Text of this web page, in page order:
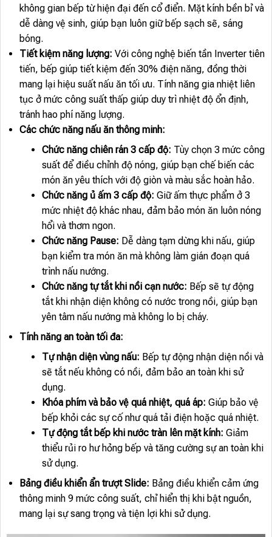
không gian bếp từ hiện đại đến cổ điển. Mặt kính bền bỉ và
dễ dàng vệ sinh, giúp bạn luôn giữ bếp sạch sẽ, sáng
bóng.
Tiết kiệm năng lượng: Với công nghệ biến tần Inverter tiên
tiến, bếp giúp tiết kiệm đến 30% điện năng, đồng thời
mang lại hiệu suất nấu ăn tối ưu. Tính năng gia nhiệt liên
tục ở mức công suất thấp giúp duy trì nhiệt độ ổn định,
tránh hao phí năng lượng.
Các chức năng nấu ăn thông minh:
Chức năng chiên rán 3 cấp độ: Tùy chọn 3 mức công
suất để điều chỉnh độ nóng, giúp bạn chế biến các
món ăn yêu thích với độ giòn và màu sắc hoàn hảo.
Chức năng ủ ấm 3 cấp độ: Giữ ấm thực phẩm ở 3
mức nhiệt độ khác nhau, đảm bảo món ăn luôn nóng
hổi và thơm ngon.
Chức năng Pause: Dễ dàng tạm dừng khi nấu, giúp
bạn kiểm tra món ăn mà không làm gián đoạn quá
trình nấu nướng.
Chức năng tự tắt khi nồi cạn nước: Bếp sẽ tự động
tắt khi nhận diện không có nước trong nồi, giúp bạn
yên tâm nấu nướng mà không lo bị cháy.
Tính năng an toàn tối đa:
Tự nhận diện vùng nấu: Bếp tự động nhận diện nồi và
sẽ tắt nếu không có nồi, đảm bảo an toàn khi sử
dụng.
Khóa phím và bảo vệ quá nhiệt, quá áp: Giúp bảo vệ
bếp khỏi các sự cố như quá tải điện hoặc quá nhiệt.
Tự động tắt bếp khi nước tràn lên mặt kính: Giảm
thiểu rủi ro hư hỏng bếp và tăng cường sự an toàn khi
sử dụng.
Bảng điều khiển ẩn trượt Slide: Bảng điều khiển cảm ứng
thông minh 9 mức công suất, chỉ hiển thị khi bật nguồn,
mang lại sự sang trọng và tiện lợi khi sử dụng.